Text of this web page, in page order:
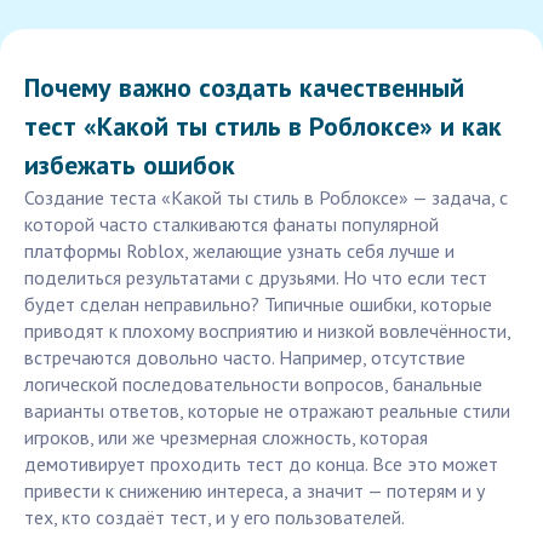
Почему важно создать качественный
тест «Какой ты стиль в Роблоксе» и как
избежать ошибок
Создание теста «Какой ты стиль в Роблоксе» — задача, с
которой часто сталкиваются фанаты популярной
платформы Roblox, желающие узнать себя лучше и
поделиться результатами с друзьями. Но что если тест
будет сделан неправильно? Типичные ошибки, которые
приводят к плохому восприятию и низкой вовлечённости,
встречаются довольно часто. Например, отсутствие
логической последовательности вопросов, банальные
варианты ответов, которые не отражают реальные стили
игроков, или же чрезмерная сложность, которая
демотивирует проходить тест до конца. Все это может
привести к снижению интереса, а значит — потерям и у
тех, кто создаёт тест, и у его пользователей.